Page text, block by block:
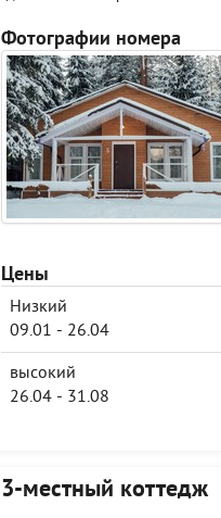
Фотографии номера
Цены
Низкий
09.01 - 26.04
высокий
26.04 - 31.08
3-местный коттедж